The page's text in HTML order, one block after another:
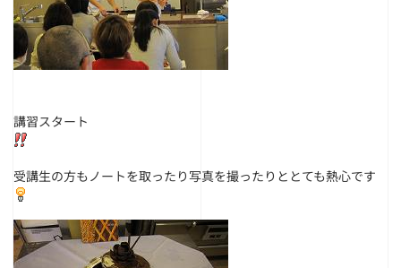
講習スタート
受講生の方もノートを取ったり写真を撮ったりととても熱心です